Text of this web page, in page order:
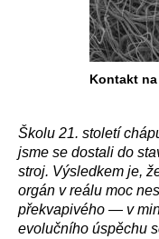
Kontakt
Školu 21. století
jsme se dostali do
stroj. Výsledkem je,
orgán v reálu moc
překvapivého — v
evolučního úspěchu